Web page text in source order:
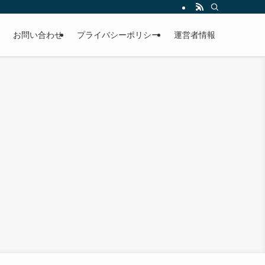
お問い合わせ プライバシーポリシー 運営者情報